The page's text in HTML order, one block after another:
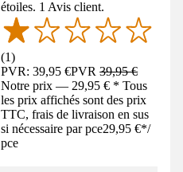
étoiles. 1 Avis client.
(1)
PVR: 39,95 €PVR39,95 €
Notre prix — 29,95 € * Tous
les prix affichés sont des prix
TTC, frais de livraison en sus
si nécessaire par pce29,95 €*/
pce